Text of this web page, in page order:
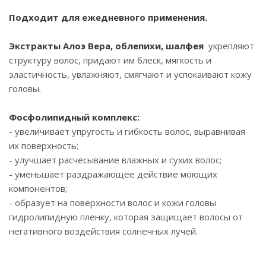
Подходит для ежедневного применения.
Экстракты Алоэ Вера, облепихи, шалфея укрепляют
структуру волос, придают им блеск, мягкость и
эластичность, увлажняют, смягчают и успокаивают кожу
головы.
Фосфолипидный комплекс:
- увеличивает упругость и гибкость волос, выравнивая
их поверхность;
- улучшает расчесывание влажных и сухих волос;
- уменьшает раздражающее действие моющих
компонентов;
- образует на поверхности волос и кожи головы
гидролипидную пленку, которая защищает волосы от
негативного воздействия солнечных лучей.